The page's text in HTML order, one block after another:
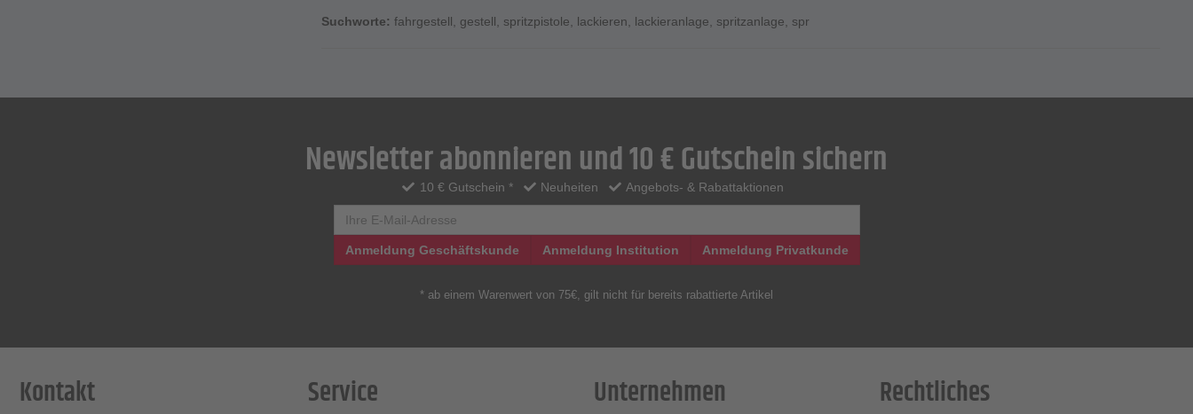
Suchworte: fahrgestell gestell spritzpistole lackieren lackieranlage spritzanlage spr
Newsletter abonnieren und 10 € Gutschein sichern
10 € Gutschein * Neuheiten Angebots- & Rabattaktionen
Anmeldung Geschäftskunde Anmeldung Institution Anmeldung Privatkunde
* ab einem Warenwert von 75€, gilt nicht für bereits rabattierte Artikel
Kontakt Service Unternehmen Rechtliches